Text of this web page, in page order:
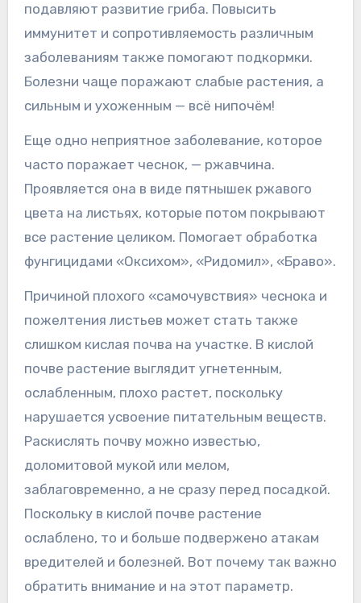
подавляют развитие гриба. Повысить
иммунитет и сопротивляемость различным
заболеваниям также помогают подкормки.
Болезни чаще поражают слабые растения, а
сильным и ухоженным — всё нипочём!
Еще одно неприятное заболевание, которое
часто поражает чеснок, — ржавчина.
Проявляется она в виде пятнышек ржавого
цвета на листьях, которые потом покрывают
все растение целиком. Помогает обработка
фунгицидами «Оксихом», «Ридомил», «Браво».
Причиной плохого «самочувствия» чеснока и
пожелтения листьев может стать также
слишком кислая почва на участке. В кислой
почве растение выглядит угнетенным,
ослабленным, плохо растет, поскольку
нарушается усвоение питательным веществ.
Раскислять почву можно известью,
доломитовой мукой или мелом,
заблаговременно, а не сразу перед посадкой.
Поскольку в кислой почве растение
ослаблено, то и больше подвержено атакам
вредителей и болезней. Вот почему так важно
обратить внимание и на этот параметр.